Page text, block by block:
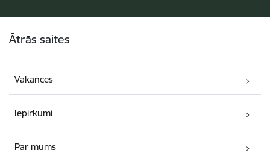
Ātrās saites
Vakances
Iepirkumi
Par mums